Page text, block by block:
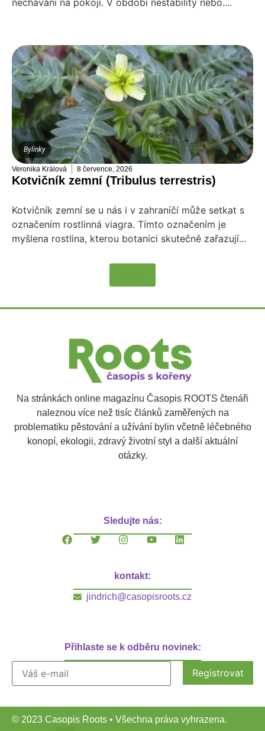
necháváni na pokoji. V období nestability nebo....
Bylinky
Veronika Králová 8 července, 2026
Kotvičník zemní (Tribulus terrestris)
Kotvičník zemní se u nás i v zahraníčí může setkat s
označením rostlinná viagra. Tímto označením je
myšlena rostlina, kterou botanici skutečně zařazují...
Na stránkách online magazínu Časopis ROOTS čtenáři
naleznou více než tisíc článků zaměřených na
problematiku pěstování a užívání bylin včetně léčebného
konopí, ekologii, zdravý životní styl a další aktuální
otázky.
Sledujte nás:
kontakt:
jindrich@casopisroots.cz
Přihlaste se k odběru novinek:
© 2023 Casopis Roots • Všechna práva vyhrazena.